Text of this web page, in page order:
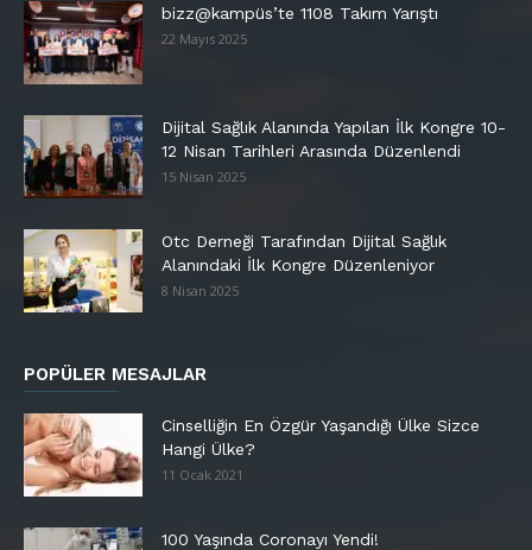
bizz@kampüs’te 1108 Takım Yarıştı
22 Mayıs 2025
Dijital Sağlık Alanında Yapılan İlk Kongre 10-
12 Nisan Tarihleri Arasında Düzenlendi
15 Nisan 2025
Otc Derneği Tarafından Dijital Sağlık
Alanındaki İlk Kongre Düzenleniyor
8 Nisan 2025
POPÜLER MESAJLAR
Cinselliğin En Özgür Yaşandığı Ülke Sizce
Hangi Ülke?
11 Ocak 2021
100 Yaşında Coronayı Yendi!